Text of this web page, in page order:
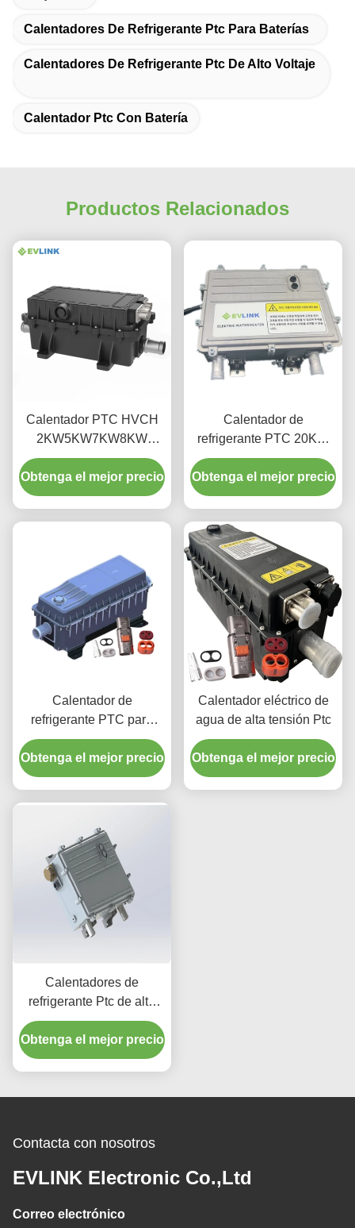
Calentadores De Refrigerante Ptc Para Baterías
Calentadores De Refrigerante Ptc De Alto Voltaje
Calentador Ptc Con Batería
Productos Relacionados
Calentador PTC HVCH
2KW5KW7KW8KW
200V400V600V800V 3,7
kg autobús camión
maquinaria de
cabina calefacción
Obtenga el mejor precio
Calentador de
refrigerante PTC 20KW
para autobuses eléctricos
Sistema de calefacción
Obtenga el mejor precio
Calentador de
refrigerante PTC para
vehículos eléctricos de
alto voltaje para
automóviles
Obtenga el mejor precio
Calentador eléctrico de
agua de alta tensión Ptc
Obtenga el mejor precio
Calentadores de
refrigerante Ptc de alto
voltaje para baterías
Obtenga el mejor precio
Contacta con nosotros
EVLINK Electronic Co.,Ltd
Correo electrónico